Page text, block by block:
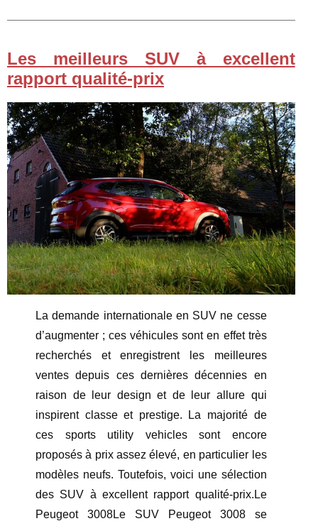
Les meilleurs SUV à excellent
rapport qualité-prix
La demande internationale en SUV ne cesse
d’augmenter ; ces véhicules sont en effet très
recherchés et enregistrent les meilleures
ventes depuis ces dernières décennies en
raison de leur design et de leur allure qui
inspirent classe et prestige. La majorité de
ces sports utility vehicles sont encore
proposés à prix assez élevé, en particulier les
modèles neufs. Toutefois, voici une sélection
des SUV à excellent rapport qualité-prix.Le
Peugeot 3008Le SUV Peugeot 3008 se